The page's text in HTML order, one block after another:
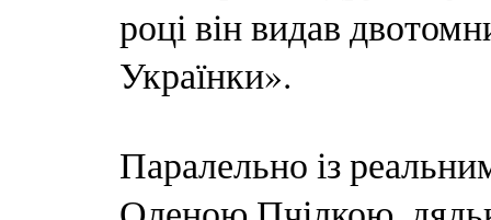
році він видав
Українки».
Паралельно із